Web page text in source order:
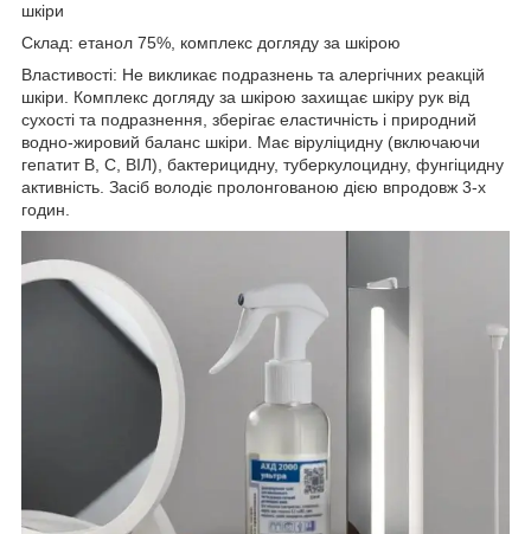
шкіри
Склад: етанол 75%, комплекс догляду за шкірою
Властивості: Не викликає подразнень та алергічних реакцій
шкіри. Комплекс догляду за шкірою захищає шкіру рук від
сухості та подразнення, зберігає еластичність і природний
водно-жировий баланс шкіри. Має віруліцидну (включаючи
гепатит В, С, ВІЛ), бактерицидну, туберкулоцидну, фунгіцидну
активність. Засіб володіє пролонгованою дією впродовж 3-х
годин.